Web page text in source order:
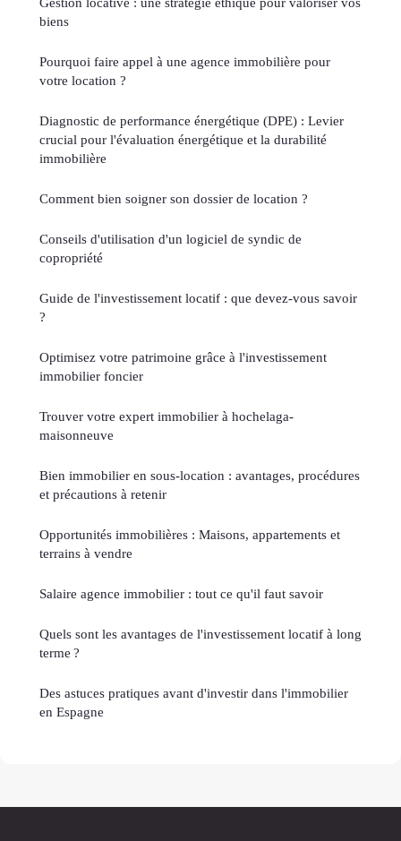
biens
Pourquoi faire appel à une agence immobilière pour
votre location ?
Diagnostic de performance énergétique (DPE) : Levier
crucial pour l'évaluation énergétique et la durabilité
immobilière
Comment bien soigner son dossier de location ?
Conseils d'utilisation d'un logiciel de syndic de
copropriété
Guide de l'investissement locatif : que devez-vous savoir
?
Optimisez votre patrimoine grâce à l'investissement
immobilier foncier
Trouver votre expert immobilier à hochelaga-
maisonneuve
Bien immobilier en sous-location : avantages, procédures
et précautions à retenir
Opportunités immobilières : Maisons, appartements et
terrains à vendre
Salaire agence immobilier : tout ce qu'il faut savoir
Quels sont les avantages de l'investissement locatif à long
terme ?
Des astuces pratiques avant d'investir dans l'immobilier
en Espagne